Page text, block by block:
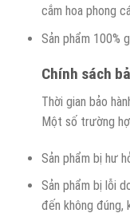
cắm hoa phong
Sản phẩm 100%
Chính sách
Thời gian bảo
Một số trường
Sản phẩm bị hư
Sản phẩm bị lỗi
đến không đúng,